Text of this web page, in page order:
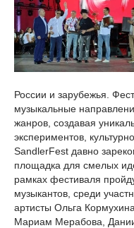
России и зарубежья.
музыкальные
жанров, создавая
экспериментов,
SandlerFest давно
площадка для смелых
рамках фестиваля
музыкантов, среди
артисты Ольга
Мариам Мерабова,